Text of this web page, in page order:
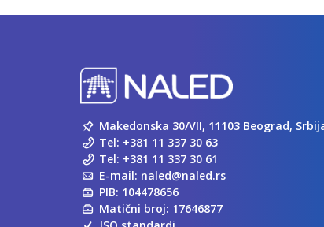
Makedonska 30/VII, 11103 Beograd,
Tel: +381 11 337 30 63
Tel: +381 11 337 30 61
E-mail: naled@naled.rs
PIB: 104478656
Matični broj: 17646877